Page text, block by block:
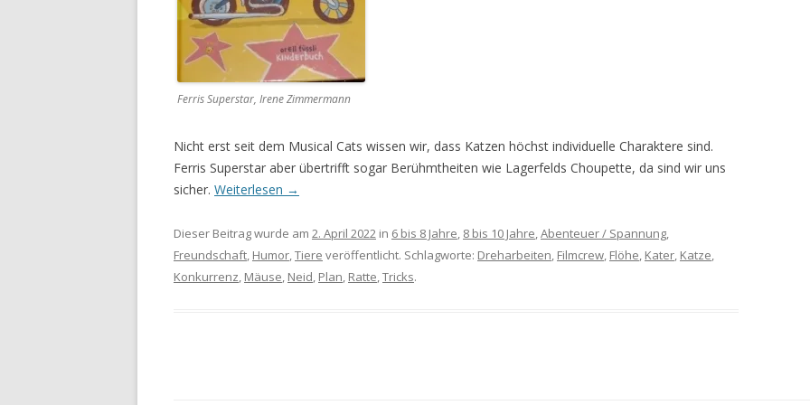
Ferris Superstar, Irene Zimmermann
Nicht erst seit dem Musical Cats wissen wir, dass Katzen höchst individuelle Charaktere sind.
Ferris Superstar aber übertrifft sogar Berühmtheiten wie Lagerfelds Choupette, da sind wir uns
sicher. Weiterlesen →
Dieser Beitrag wurde am 2. April 2022 in 6 bis 8 Jahre, 8 bis 10 Jahre,Abenteuer / Spannung,
Freundschaft, Humor,Tiere veröffentlicht. Schlagworte: Dreharbeiten, Filmcrew, Flöhe, Kater, Katze,
Konkurrenz, Mäuse, Neid, Plan, Ratte,Tricks.